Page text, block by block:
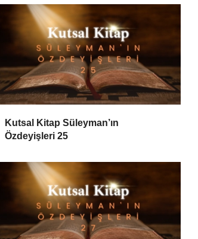
Kutsal Kitap Süleyman’ın
Özdeyişleri 25